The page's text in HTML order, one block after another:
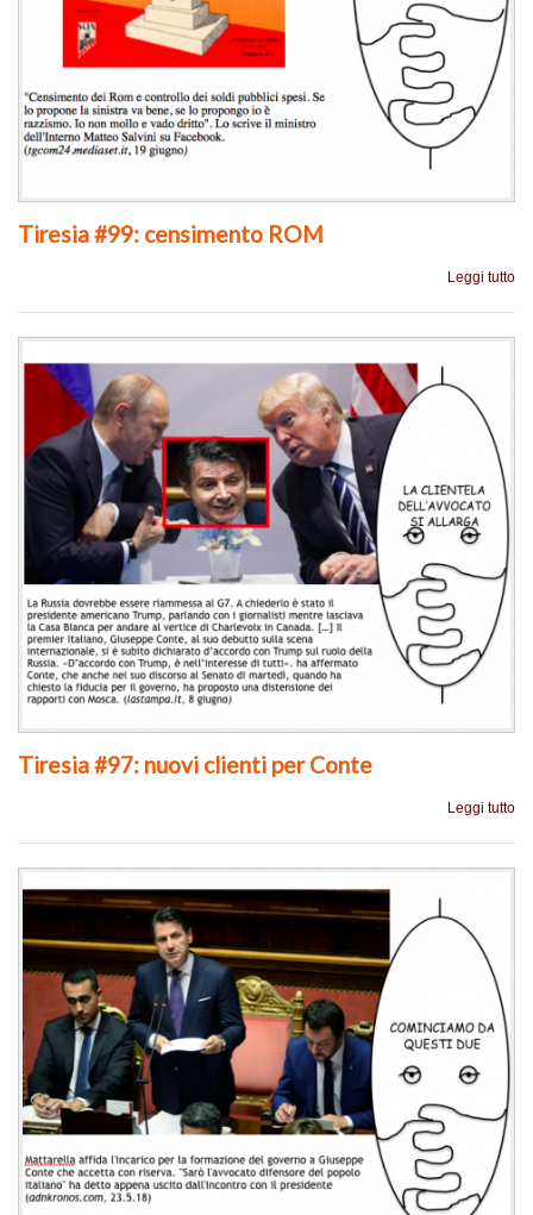
Tiresia #99: censimento ROM
Leggi tutto
Tiresia #97: nuovi clienti per Conte
Leggi tutto